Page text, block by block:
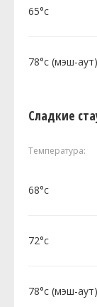
65°c
78°c (мэш-аут)
Сладкие
Температура:
68°c
72°c
78°c (мэш-аут)